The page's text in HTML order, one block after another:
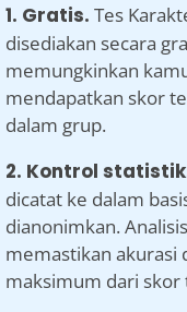
1. Gratis. Tes
disediakan secara
memungkinkan
mendapatkan skor
dalam grup.
2. Kontrol
dicatat ke dalam
dianonimkan.
memastikan akurasi
maksimum dari skor